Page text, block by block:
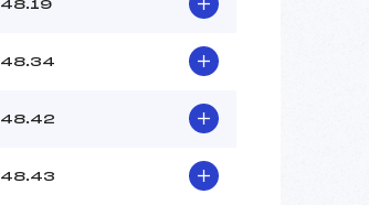
48.19
48.34
48.42
48.43